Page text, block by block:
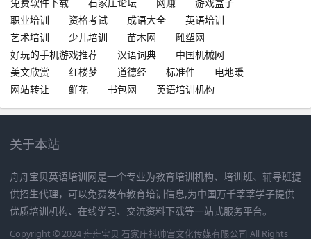
职业培训
资格考试 成语大全
英语培训
艺术培训
少儿培训 苗木网
雕塑网
好玩的手机游戏推荐
汉语词典
中国机械网
美文欣赏
红楼梦 道德经 标准件
电地暖
网站转让
鲜花 书包网 英语培训机构
关于本站
舟舟宝贝英语培训网是一个专业为教育培训机构、培训班、辅导班提
供招生代理，可以免费发布教育培训信息,为中国万千莘莘学子提供
优质培训机构、在线学习、交流资料下载等一站式服务平台。
Copyright © 2024 舟舟宝贝 石家庄抖帅宫文化传媒有限公司 All Rights